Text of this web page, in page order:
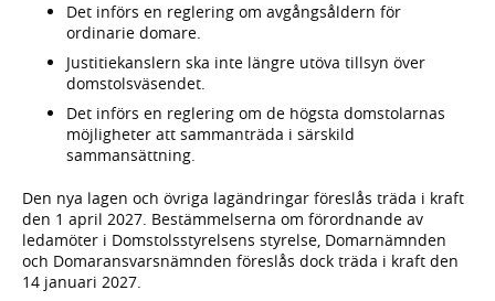
Det införs en reglering om avgångsåldern för
ordinarie domare.
Justitiekanslern ska inte längre utöva tillsyn över
domstolsväsendet.
Det införs en reglering om de högsta domstolarnas
möjligheter att sammanträda i särskild
sammansättning.
Den nya lagen och övriga lagändringar föreslås träda i kraft
den 1 april 2027. Bestämmelserna om förordnande av
ledamöter i Domstolsstyrelsens styrelse, Domarnämnden
och Domaransvarsnämnden föreslås dock träda i kraft den
14 januari 2027.